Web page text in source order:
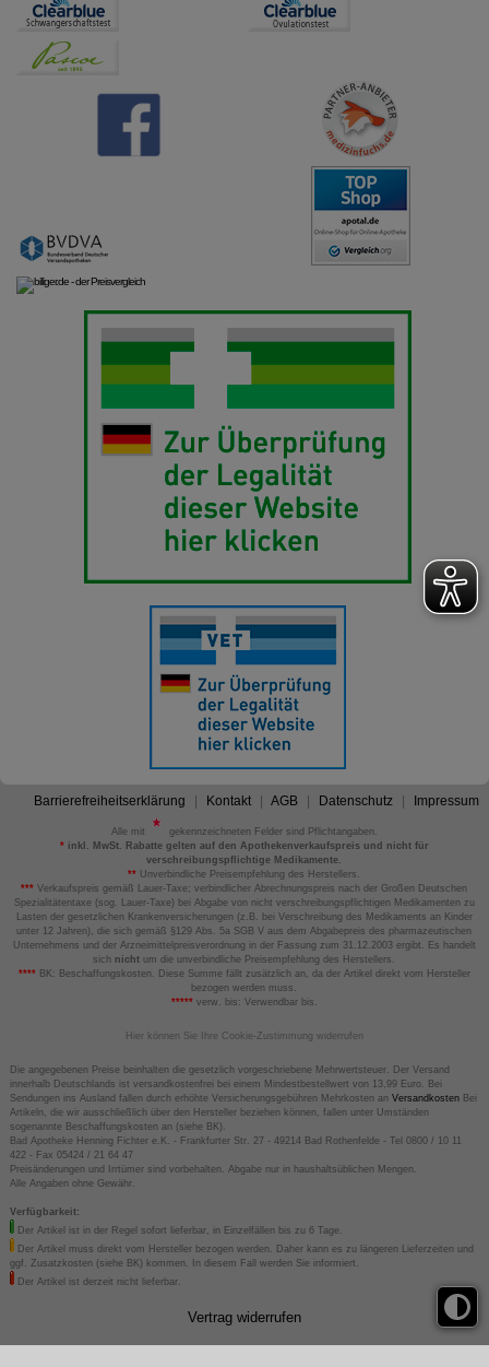
Barrierefreiheitserklärung Kontakt AGB Datenschutz Impressum
Alle mit
gekennzeichneten Felder sind Pflichtangaben.
*inkl. MwSt. Rabatte gelten auf den Apothekenverkaufspreis und nicht für
verschreibungspflichtige Medikamente.
** Unverbindliche Preisempfehlung des Herstellers.
*** Verkaufspreis gemäß Lauer-Taxe; verbindlicher Abrechnungspreis nach der Großen Deutschen
Spezialitätentaxe (sog. Lauer-Taxe) bei Abgabe von nicht verschreibungspflichtigen Medikamenten zu
Lasten der gesetzlichen Krankenversicherungen (z.B. bei Verschreibung des Medikaments an Kinder
unter 12 Jahren), die sich gemäß §129 Abs. 5a SGB V aus dem Abgabepreis des pharmazeutischen
Unternehmens und der Arzneimittelpreisverordnung in der Fassung zum 31.12.2003 ergibt. Es handelt
sich nicht um die unverbindliche Preisempfehlung des Herstellers.
****BK: Beschaffungskosten. Diese Summe fällt zusätzlich an, da der Artikel direkt vom Hersteller
bezogen werden muss.
*****verw. bis: Verwendbar bis.
Hier können Sie Ihre Cookie-Zustimmung widerrufen
Die angegebenen Preise beinhalten die gesetzlich vorgeschriebene Mehrwertsteuer. Der Versand
innerhalb Deutschlands ist versandkostenfrei bei einem Mindestbestellwert von 13,99 Euro. Bei
Sendungen ins Ausland fallen durch erhöhte Versicherungsgebühren Mehrkosten an VersandkostenBei
Artikeln, die wir ausschließlich über den Hersteller beziehen können, fallen unter Umständen
sogenannte Beschaffungskosten an (siehe BK).
Bad Apotheke Henning Fichter e.K. - Frankfurter Str. 27 - 49214 Bad Rothenfelde - Tel 0800 / 10 11
422 - Fax 05424 / 21 64 47
Preisänderungen und Irrtümer sind vorbehalten. Abgabe nur in haushaltsüblichen Mengen.
Alle Angaben ohne Gewähr.
Verfügbarkeit:
Der Artikel ist in der Regel sofort lieferbar, in Einzelfällen bis zu 6 Tage.
Der Artikel muss direkt vom Hersteller bezogen werden. Daher kann es zu längeren Lieferzeiten und
ggf. Zusatzkosten (siehe BK) kommen. In diesem Fall werden Sie informiert.
Der Artikel ist derzeit nicht lieferbar.
Vertrag widerrufen